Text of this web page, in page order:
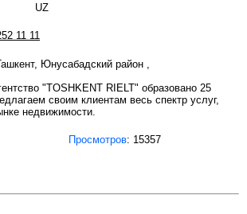
11 11
Юнусабадский район ,
"TOSHKENT RIELT" образовано 25
своим клиентам весь спектр услуг,
недвижимости.
Просмотров: 15357